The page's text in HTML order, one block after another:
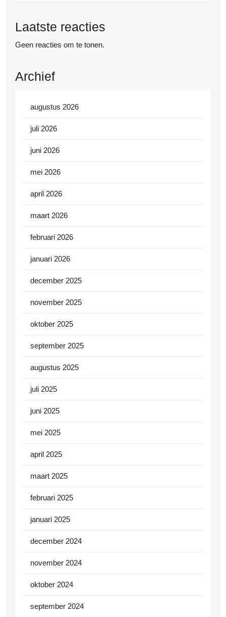
Laatste reacties
Geen reacties om te tonen.
Archief
augustus 2026
juli 2026
juni 2026
mei 2026
april 2026
maart 2026
februari 2026
januari 2026
december 2025
november 2025
oktober 2025
september 2025
augustus 2025
juli 2025
juni 2025
mei 2025
april 2025
maart 2025
februari 2025
januari 2025
december 2024
november 2024
oktober 2024
september 2024